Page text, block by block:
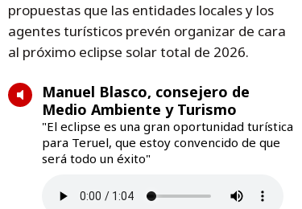
propuestas que las entidades locales y los
agentes turísticos prevén organizar de cara
al próximo eclipse solar total de 2026.
Manuel Blasco, consejero de
Medio Ambiente y Turismo
"El eclipse es una gran oportunidad turística
para Teruel, que estoy convencido de que
será todo un éxito"